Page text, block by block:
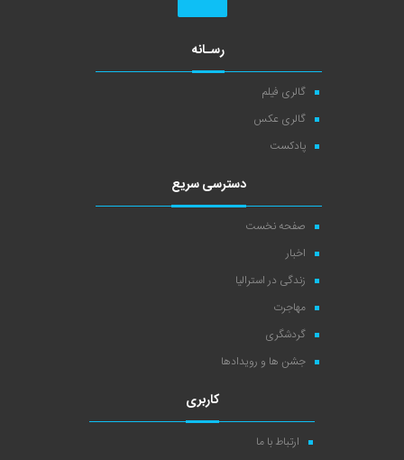
رسـانه
گالری فیلم
گالری عکس
پادکست
دسترسی سریع
صفحه نخست
اخبار
زندگی در استرالیا
مهاجرت
گردشگری
جشن ها و رویدادها
کاربری
ارتباط با ما